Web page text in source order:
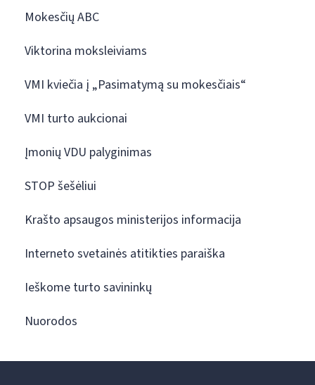
Mokesčių ABC
Viktorina moksleiviams
VMI kviečia į „Pasimatymą su mokesčiais“
VMI turto aukcionai
Įmonių VDU palyginimas
STOP šešėliui
Krašto apsaugos ministerijos informacija
Interneto svetainės atitikties paraiška
Ieškome turto savininkų
Nuorodos